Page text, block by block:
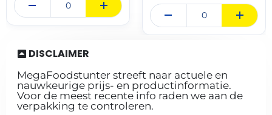
DISCLAIMER
MegaFoodstunter streeft naar actuele en
nauwkeurige prijs- en productinformatie.
Voor de meest recente info raden we aan de
verpakking te controleren.